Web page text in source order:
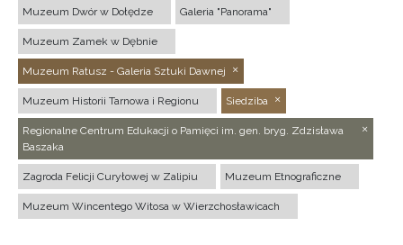
Muzeum Dwór w Dołędze Galeria "Panorama"
Muzeum Zamek w Dębnie
Muzeum Ratusz - Galeria Sztuki Dawnej
Muzeum Historii Tarnowa i Regionu Siedziba
Regionalne Centrum Edukacji o Pamięci im. gen. bryg. Zdzisława
Baszaka
Zagroda Felicji Curyłowej w Zalipiu Muzeum Etnograficzne
Muzeum Wincentego Witosa w Wierzchosławicach